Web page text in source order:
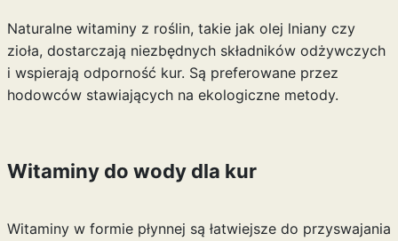
Naturalne witaminy z roślin, takie jak olej lniany czy
zioła, dostarczają niezbędnych składników odżywczych
i wspierają odporność kur. Są preferowane przez
hodowców stawiających na ekologiczne metody.
Witaminy do wody dla kur
Witaminy w formie płynnej są łatwiejsze do przyswajania